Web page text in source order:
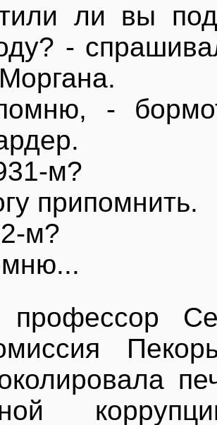
ли вы
-
-
м?
припомнить.
м?
профессор